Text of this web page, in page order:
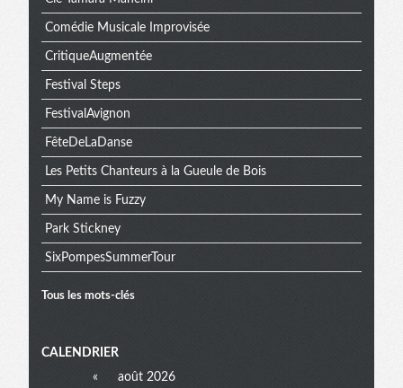
Comédie Musicale Improvisée
CritiqueAugmentée
Festival Steps
FestivalAvignon
FêteDeLaDanse
Les Petits Chanteurs à la Gueule de Bois
My Name is Fuzzy
Park Stickney
SixPompesSummerTour
Tous les mots-clés
Menu
CALENDRIER
«
août 2026